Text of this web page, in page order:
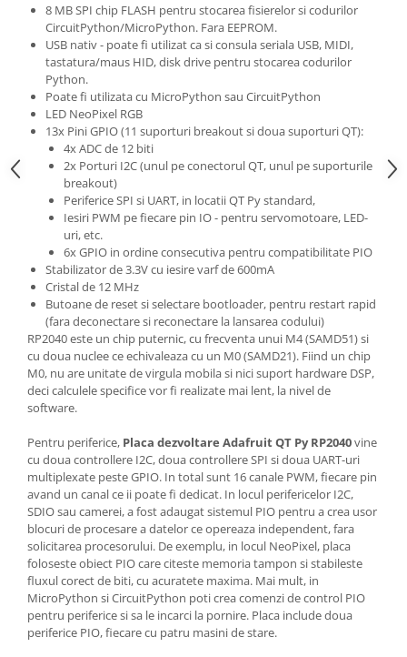
8 MB SPI chip FLASH pentru stocarea fisierelor si codurilor
CircuitPython/MicroPython. Fara EEPROM.
USB nativ - poate fi utilizat ca si consula seriala USB, MIDI,
tastatura/maus HID, disk drive pentru stocarea codurilor
Python.
Poate fi utilizata cu MicroPython sau CircuitPython
LED NeoPixel RGB
13x Pini GPIO (11 suporturi breakout si doua suporturi QT):
4x ADC de 12 biti
2x Porturi I2C (unul pe conectorul QT, unul pe suporturile
breakout)
Periferice SPI si UART, in locatii QT Py standard,
Iesiri PWM pe fiecare pin IO - pentru servomotoare, LED-
uri, etc.
6x GPIO in ordine consecutiva pentru compatibilitate PIO
Stabilizator de 3.3V cu iesire varf de 600mA
Cristal de 12 MHz
Butoane de reset si selectare bootloader, pentru restart rapid
(fara deconectare si reconectare la lansarea codului)
RP2040 este un chip puternic, cu frecventa unui M4 (SAMD51) si
cu doua nuclee ce echivaleaza cu un M0 (SAMD21). Fiind un chip
M0, nu are unitate de virgula mobila si nici suport hardware DSP,
deci calculele specifice vor fi realizate mai lent, la nivel de
software.
Pentru periferice, Placa dezvoltare Adafruit QT Py RP2040vine
cu doua controllere I2C, doua controllere SPI si doua UART-uri
multiplexate peste GPIO. In total sunt 16 canale PWM, fiecare pin
avand un canal ce ii poate fi dedicat. In locul perifericelor I2C,
SDIO sau camerei, a fost adaugat sistemul PIO pentru a crea usor
blocuri de procesare a datelor ce opereaza independent, fara
solicitarea procesorului. De exemplu, in locul NeoPixel, placa
foloseste obiect PIO care citeste memoria tampon si stabileste
fluxul corect de biti, cu acuratete maxima. Mai mult, in
MicroPython si CircuitPython poti crea comenzi de control PIO
pentru periferice si sa le incarci la pornire. Placa include doua
periferice PIO, fiecare cu patru masini de stare.